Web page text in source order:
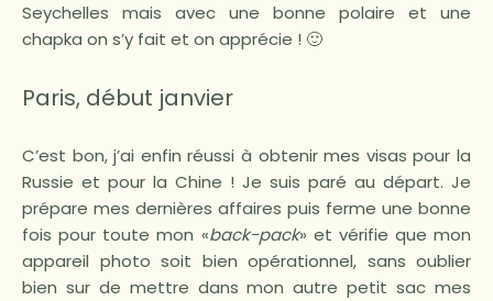
Seychelles mais avec une bonne polaire et une
chapka on s’y fait et on apprécie ! 🙂
Paris, début janvier
C’est bon, j’ai enfin réussi à obtenir mes visas pour la
Russie et pour la Chine ! Je suis paré au départ. Je
prépare mes dernières affaires puis ferme une bonne
fois pour toute mon «back-pack» et vérifie que mon
appareil photo soit bien opérationnel, sans oublier
bien sur de mettre dans mon autre petit sac mes